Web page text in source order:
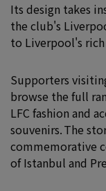
Its design takes
the club's
to Liverpool's
Supporters
browse the full
LFC fashion and
souvenirs. The
commemorative
of Istanbul and